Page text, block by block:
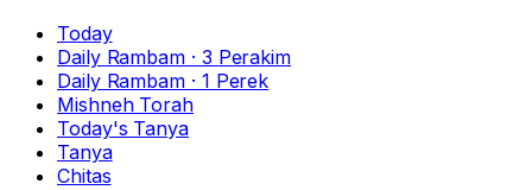
Today
Daily Rambam · 3 Perakim
Daily Rambam · 1 Perek
Mishneh Torah
Today's Tanya
Tanya
Chitas